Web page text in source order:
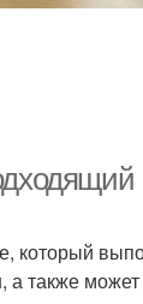
также может